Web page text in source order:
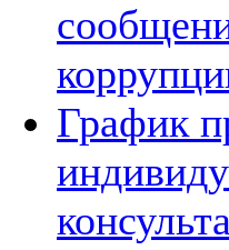
График